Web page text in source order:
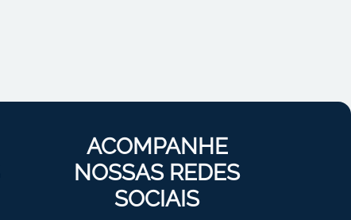
ACOMPANHE
NOSSAS REDES
SOCIAIS